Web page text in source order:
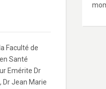
Faculté de
Santé
Emérite Dr
Dr Jean Marie